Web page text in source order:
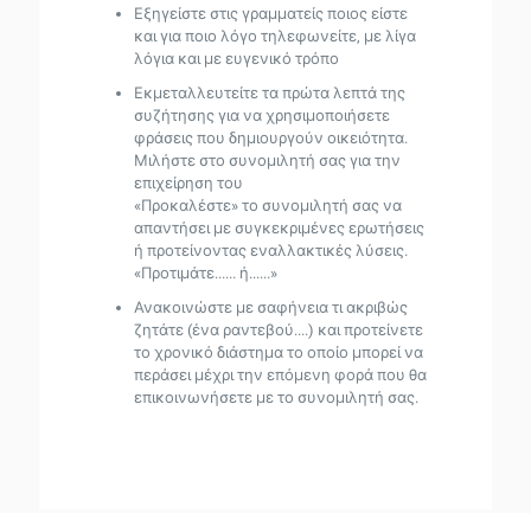
Εξηγείστε στις γραμματείς ποιος είστε
και για ποιο λόγο τηλεφωνείτε, με λίγα
λόγια και με ευγενικό τρόπο
Εκμεταλλευτείτε τα πρώτα λεπτά της
συζήτησης για να χρησιμοποιήσετε
φράσεις που δημιουργούν οικειότητα.
Μιλήστε στο συνομιλητή σας για την
επιχείρηση του
«Προκαλέστε» το συνομιλητή σας να
απαντήσει με συγκεκριμένες ερωτήσεις
ή προτείνοντας εναλλακτικές λύσεις.
«Προτιμάτε...... ή......»
Ανακοινώστε με σαφήνεια τι ακριβώς
ζητάτε (ένα ραντεβού....) και προτείνετε
το χρονικό διάστημα το οποίο μπορεί να
περάσει μέχρι την επόμενη φορά που θα
επικοινωνήσετε με το συνομιλητή σας.